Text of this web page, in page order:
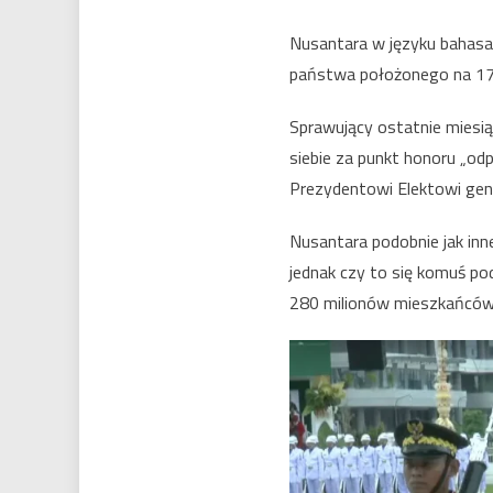
Nusantara w języku
państwa położonego na
Sprawujący ostatnie
siebie za punkt honoru
Prezydentowi Elektowi
Nusantara podobnie jak
jednak czy to się komuś
280 milionów